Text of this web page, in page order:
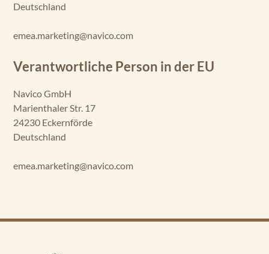
Deutschland
emea.marketing@navico.com
Verantwortliche Person in der EU
Navico GmbH
Marienthaler Str. 17
24230 Eckernförde
Deutschland
emea.marketing@navico.com